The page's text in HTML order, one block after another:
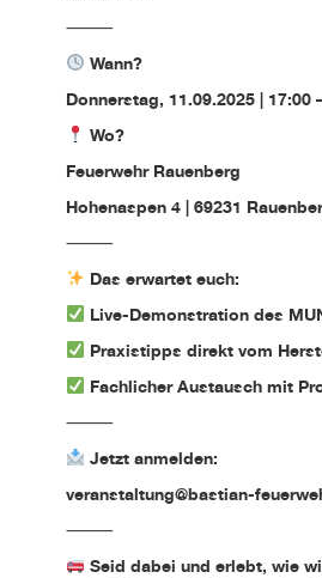
⸻
Wann?
Donnerstag, 11.09.2025 | 17:00
Wo?
Feuerwehr Rauenberg
Hohenaspen 4 | 69231
⸻
Das erwartet euch:
Live-Demonstration des
Praxistipps direkt vom
Fachlicher Austausch mit
⸻
Jetzt anmelden:
veranstaltung@bastian-
⸻
Seid dabei und erlebt, wie